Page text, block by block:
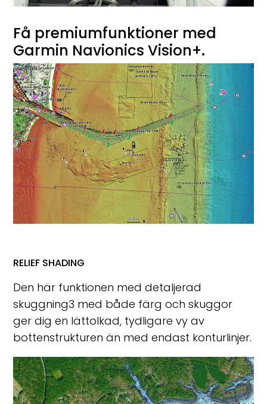
Få premiumfunktioner med
Garmin Navionics Vision+.
RELIEF SHADING
Den här funktionen med detaljerad
skuggning3 med både färg och skuggor
ger dig en lättolkad, tydligare vy av
bottenstrukturen än med endast konturlinjer.